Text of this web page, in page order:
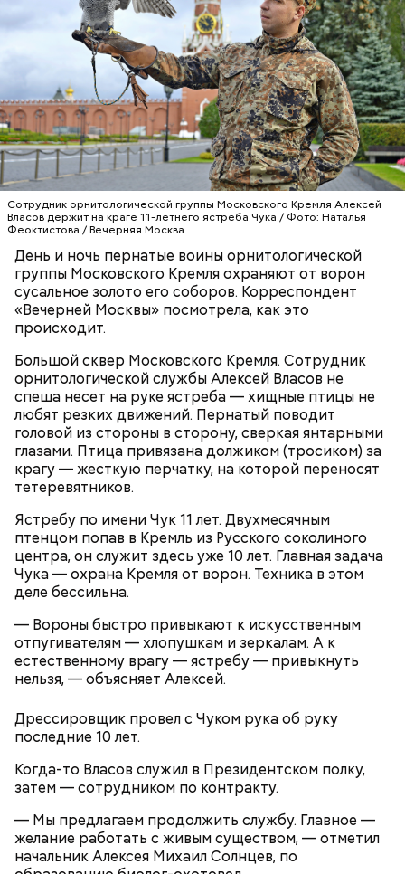
Сотрудник орнитологической группы Московского Кремля Алексей
Власов держит на краге 11-летнего ястреба Чука / Фото: Наталья
Феоктистова / Вечерняя Москва
День и ночь пернатые воины орнитологической
группы Московского Кремля охраняют от ворон
сусальное золото его соборов. Корреспондент
«Вечерней Москвы» посмотрела, как это
происходит.
Большой сквер Московского Кремля. Сотрудник
орнитологической службы Алексей Власов не
спеша несет на руке ястреба — хищные птицы не
любят резких движений. Пернатый поводит
головой из стороны в сторону, сверкая янтарными
глазами. Птица привязана должиком (тросиком) за
крагу — жесткую перчатку, на которой переносят
тетеревятников.
Ястребу по имени Чук 11 лет. Двухмесячным
птенцом попав в Кремль из Русского соколиного
центра, он служит здесь уже 10 лет. Главная задача
Чука — охрана Кремля от ворон. Техника в этом
деле бессильна.
— Вороны быстро привыкают к искусственным
отпугивателям — хлопушкам и зеркалам. А к
естественному врагу — ястребу — привыкнуть
нельзя, — объясняет Алексей.
Дрессировщик провел с Чуком рука об руку
последние 10 лет.
Когда-то Власов служил в Президентском полку,
затем — сотрудником по контракту.
— Мы предлагаем продолжить службу. Главное —
желание работать с живым существом, — отметил
начальник Алексея Михаил Солнцев, по
— А какой выход будет честным и по отношению
— Очень простой. Отказываться от привлечения
денежных средств граждан на стадии
строительства. Завершать стройку за счет
кредитных средств и выдвигать на рынок уже
готовые объекты, а до этого заключать договоры
под это формировать кредитную программу
банков по проектному финансированию.
РАСШИРЕНИЕ «МОСКОВСКОГО ДОЛГОЛЕТИЯ»
24 новыми видами спорта, среди которых футбол,
теннис, волейбол, баскетбол, керлинг, настольный и
большой теннис, бадминтон, фехтование, гольф,
бильярд, стрельба. Новостьподтвердилсам мэр
Москвыв своем Twitter.